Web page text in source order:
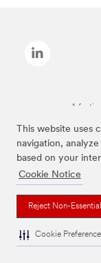
This website uses
navigation,
based on your
Cookie Notice
Reject Non-
Cookie
A fenti